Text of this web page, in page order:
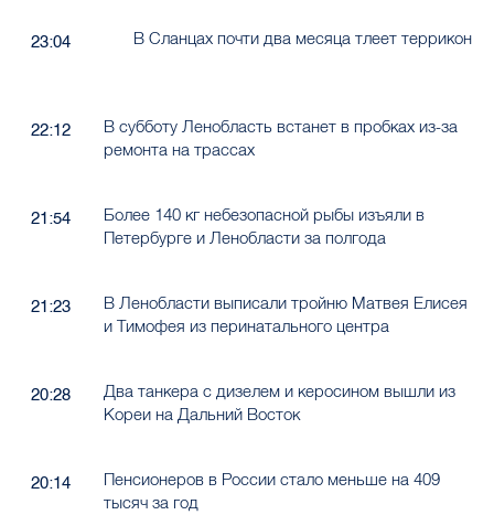
23:04 В Сланцах почти два месяца тлеет террикон
22:12
В субботу Ленобласть встанет в пробках из-за
ремонта на трассах
21:54
Более 140 кг небезопасной рыбы изъяли в
Петербурге и Ленобласти за полгода
21:23
В Ленобласти выписали тройню Матвея Елисея
и Тимофея из перинатального центра
20:28
Два танкера с дизелем и керосином вышли из
Кореи на Дальний Восток
20:14
Пенсионеров в России стало меньше на 409
тысяч за год